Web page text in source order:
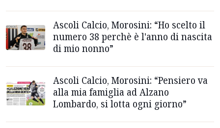
Ascoli Calcio, Morosini: “Ho scelto il
numero 38 perchè è l'anno di nascita
di mio nonno”
Ascoli Calcio, Morosini: “Pensiero va
alla mia famiglia ad Alzano
Lombardo, si lotta ogni giorno”